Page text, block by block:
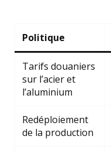
Politique
Tarifs douaniers
sur l’acier et
l’aluminium
Redéploiement
de la production